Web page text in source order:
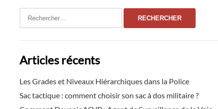
Rechercher :
Articles récents
Les Grades et Niveaux Hiérarchiques dans la Police
Sac tactique : comment choisir son sac à dos militaire ?